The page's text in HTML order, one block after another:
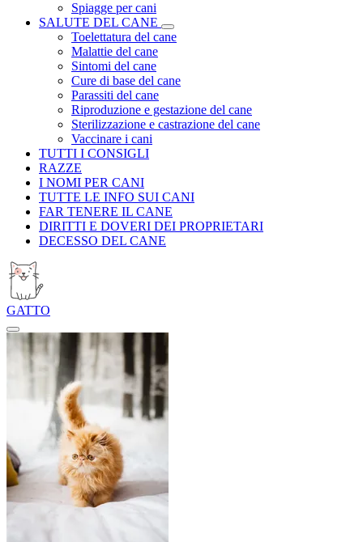
Spiagge per cani
SALUTE DEL CANE
Toelettatura del cane
Malattie del cane
Sintomi del cane
Cure di base del cane
Parassiti del cane
Riproduzione e gestazione del cane
Sterilizzazione e castrazione del cane
Vaccinare i cani
TUTTI I CONSIGLI
RAZZE
I NOMI PER CANI
TUTTE LE INFO SUI CANI
FAR TENERE IL CANE
DIRITTI E DOVERI DEI PROPRIETARI
DECESSO DEL CANE
GATTO